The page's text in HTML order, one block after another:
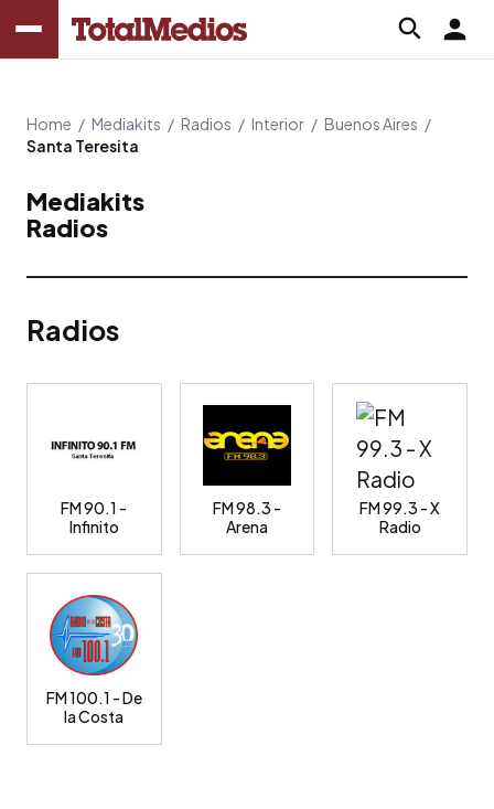
Home / Mediakits / Radios / Interior / Buenos Aires /
Santa Teresita
Mediakits
Radios
Radios
FM 90.1 -
Infinito
FM 98.3 -
Arena
FM 99.3 - X
Radio
FM 100.1 - De
la Costa